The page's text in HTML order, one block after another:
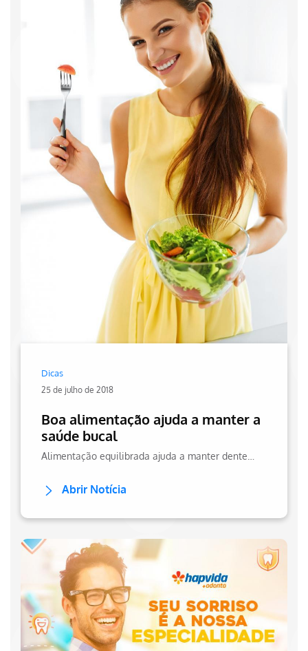
Dicas
25 de julho de 2018
Boa alimentação ajuda a manter a
saúde bucal
Abrir Notícia